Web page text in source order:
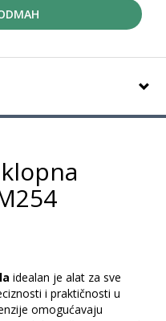
idealan je alat za sve
i praktičnosti u
omogućavaju